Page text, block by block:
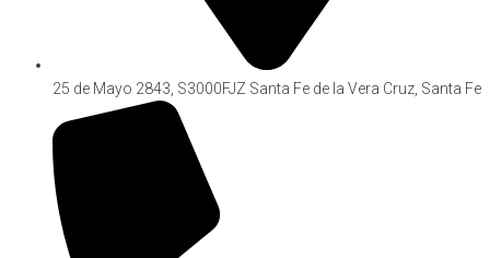
25 de Mayo 2843, S3000FJZ Santa Fe de la Vera Cruz, Santa Fe